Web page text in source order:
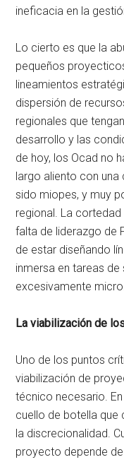
ineficacia en la
Lo cierto es que la
pequeños
lineamientos
dispersión de
regionales que
desarrollo y las
de hoy, los Ocad no
largo aliento con una
sido miopes, y muy
regional. La
falta de liderazgo de
de estar diseñando
inmersa en tareas
excesivamente micro.
La viabilización de
Uno de los puntos
viabilización de
técnico necesario.
cuello de botella que
la discrecionalidad.
proyecto depende